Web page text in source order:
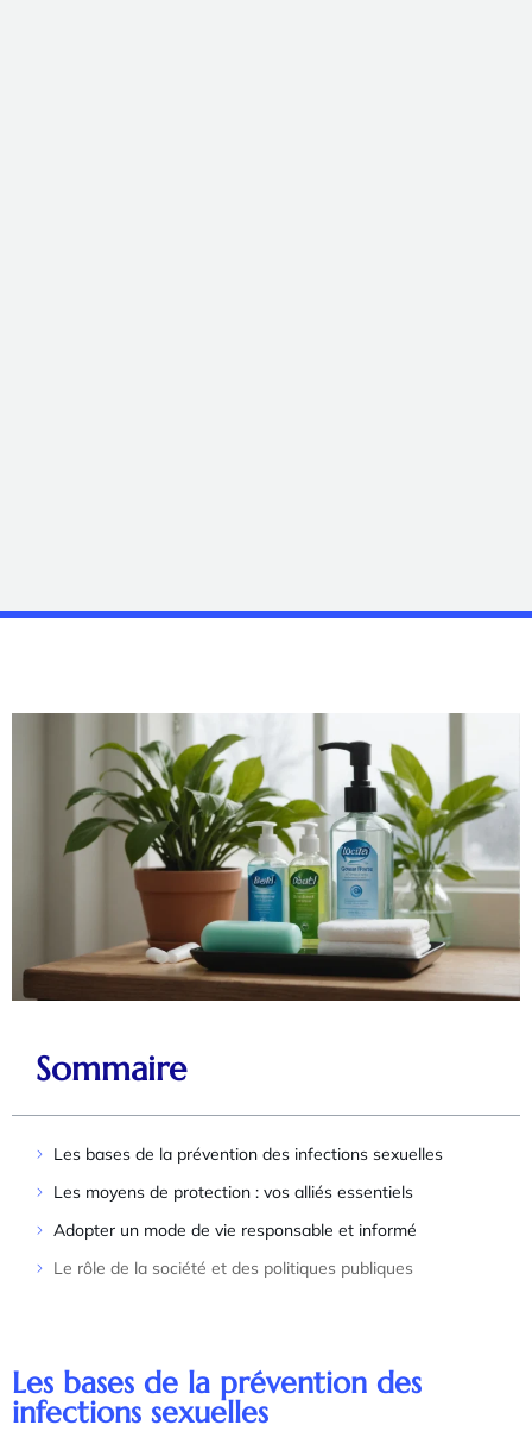
Sommaire
Les bases de la prévention des infections sexuelles
Les moyens de protection : vos alliés essentiels
Adopter un mode de vie responsable et informé
Le rôle de la société et des politiques publiques
Les bases de la prévention des
infections sexuelles